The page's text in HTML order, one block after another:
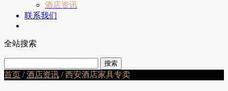
酒店资讯
联系我们
全站搜索
首页 /酒店资讯 / 西安酒店家具专卖